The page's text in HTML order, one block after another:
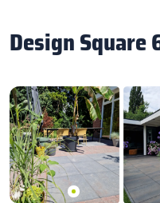
Design Square